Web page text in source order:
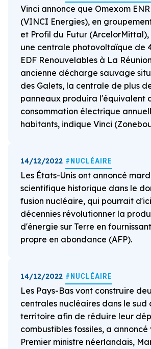
Vinci annonce que Omexom
(VINCI Energies), en
et Profil du Futur
une centrale photovoltaïque de
EDF Renouvelables à La
ancienne décharge sauvage
des Galets, la centrale de plus
panneaux produira l'équivalent
consommation électrique
habitants, indique Vinci
14/12/2022 #NUCLÉAIRE
Les États-Unis ont annoncé
scientifique historique dans le
fusion nucléaire, qui pourrait
décennies révolutionner la
d'énergie sur Terre en
propre en abondance (AFP).
14/12/2022 #NUCLÉAIRE
Les Pays-Bas vont construire
centrales nucléaires dans le sud
territoire afin de réduire leur
combustibles fossiles, a
Premier ministre néerlandais,